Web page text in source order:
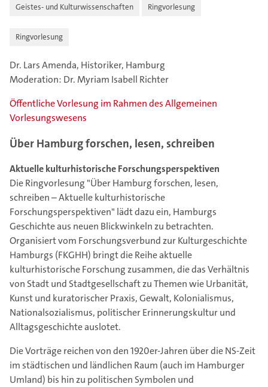
Geistes- und Kulturwissenschaften Ringvorlesung
Ringvorlesung
Dr. Lars Amenda, Historiker, Hamburg
Moderation: Dr. Myriam Isabell Richter
Öffentliche Vorlesung im Rahmen des Allgemeinen
Vorlesungswesens
Über Hamburg forschen, lesen, schreiben
Aktuelle kulturhistorische Forschungsperspektiven
Die Ringvorlesung "Über Hamburg forschen, lesen,
schreiben – Aktuelle kulturhistorische
Forschungsperspektiven" lädt dazu ein, Hamburgs
Geschichte aus neuen Blickwinkeln zu betrachten.
Organisiert vom Forschungsverbund zur Kulturgeschichte
Hamburgs (FKGHH) bringt die Reihe aktuelle
kulturhistorische Forschung zusammen, die das Verhältnis
von Stadt und Stadtgesellschaft zu Themen wie Urbanität,
Kunst und kuratorischer Praxis, Gewalt, Kolonialismus,
Nationalsozialismus, politischer Erinnerungskultur und
Alltagsgeschichte auslotet.
Die Vorträge reichen von den 1920er-Jahren über die NS-Zeit
im städtischen und ländlichen Raum (auch im Hamburger
Umland) bis hin zu politischen Symbolen und